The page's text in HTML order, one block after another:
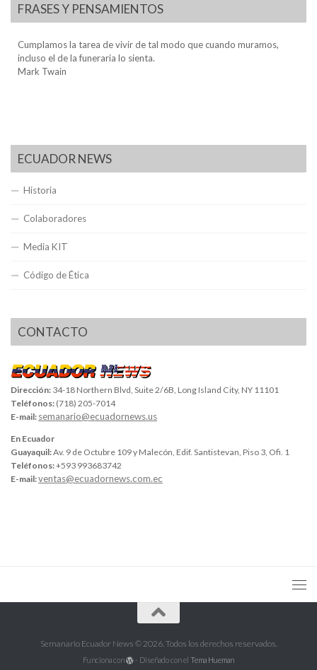
FRASES Y PENSAMIENTOS
Cumplamos la tarea de vivir de tal modo que cuando muramos,
incluso el de la funeraria lo sienta.
Mark Twain
ECUADOR NEWS
Historia
Colaboradores
Media KIT
Código de Ética
CONTACTO
Dirección: 34-18 Northern Blvd, Suite 2/6B, Long Island City, NY 11101
Teléfonos: (718) 205-7014
E-mail: semanario@ecuadornews.us
En Ecuador
Guayaquil:Av. 9 de Octubre 109 y Malecón, Edif. Santistevan, Piso 3, Ofi. 1
Teléfonos:+593 993683742
E-mail:ventas@ecuadornews.com.ec
Semanario Ecuador News © 2026. Todos los derechos reservados.
Funciona con - Diseñado con el Tema Hueman